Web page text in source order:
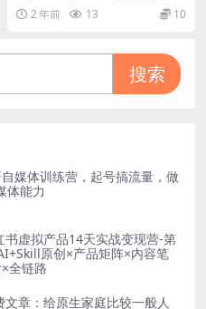
课，20秒写1000字文案/3分钟
做可商用设计图/比专业还专业
2 年前 13 10
搜索
自媒体训练营，起号搞流量，做
体能力
书虚拟产品14天实战变现营-第
原创×产品矩阵×内容笔
全链路
文章：给原生家庭比较一般人